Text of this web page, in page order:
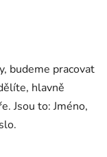
budeme pracovat
hlavně
Jsou to: Jméno,